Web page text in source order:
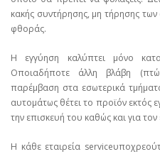
κακής συντήρησης, μη τήρησης
φθοράς.
Η εγγύηση καλύπτει μόνο
Οποιαδήποτε άλλη βλάβη
παρέμβαση στα εσωτερικά
αυτομάτως θέτει το προϊόν εκτός
την επισκευή του καθώς και για τον
Η κάθε εταιρεία